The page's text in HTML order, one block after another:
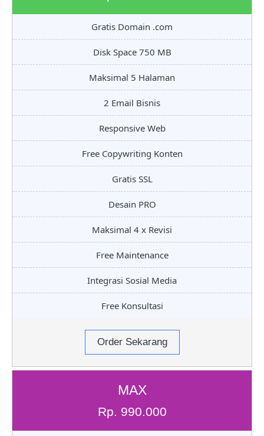
Gratis Domain .com
Disk Space 750 MB
Maksimal 5 Halaman
2 Email Bisnis
Responsive Web
Free Copywriting Konten
Gratis SSL
Desain PRO
Maksimal 4 x Revisi
Free Maintenance
Integrasi Sosial Media
Free Konsultasi
Order Sekarang
MAX
Rp. 990.000